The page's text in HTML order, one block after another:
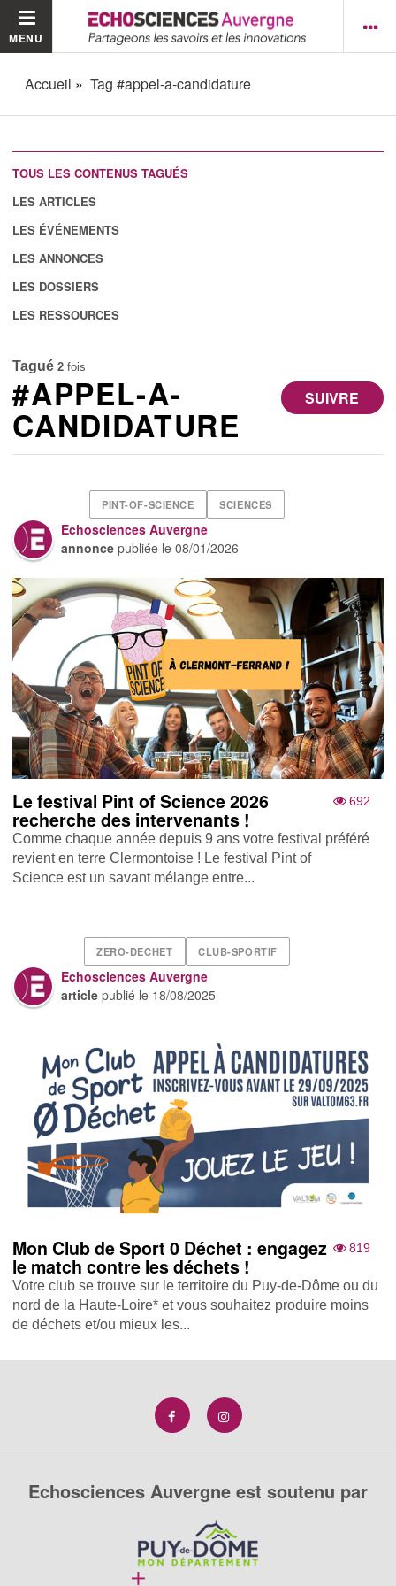
MENU
Accueil Tag #appel-a-candidature
TOUS LES CONTENUS TAGUÉS
LES ARTICLES
LES ÉVÉNEMENTS
LES ANNONCES
LES DOSSIERS
LES RESSOURCES
Tagué 2 fois
SUIVRE
#APPEL-A-
CANDIDATURE
PINT-OF-SCIENCE SCIENCES
Echosciences Auvergne
annonce publiée le08/01/2026
692
Le festival Pint of Science 2026
recherche des intervenants !
Comme chaque année depuis 9 ans votre festival préféré
revient en terre Clermontoise ! Le festival Pint of
Science est un savant mélange entre...
ZERO-DECHET CLUB-SPORTIF
Echosciences Auvergne
article publié le 18/08/2025
819
Mon Club de Sport 0 Déchet : engagez
le match contre les déchets !
Votre club se trouve sur le territoire du Puy-de-Dôme ou du
nord de la Haute-Loire* et vous souhaitez produire moins
de déchets et/ou mieux les...
Echosciences Auvergne est soutenu par